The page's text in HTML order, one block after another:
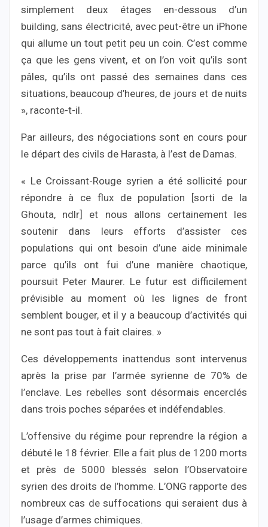
simplement deux étages en-dessous d’un
building, sans électricité, avec peut-être un iPhone
qui allume un tout petit peu un coin. C’est comme
ça que les gens vivent, et on l’on voit qu’ils sont
pâles, qu’ils ont passé des semaines dans ces
situations, beaucoup d’heures, de jours et de nuits
», raconte-t-il.
Par ailleurs, des négociations sont en cours pour
le départ des civils de Harasta, à l’est de Damas.
« Le Croissant-Rouge syrien a été sollicité pour
répondre à ce flux de population [sorti de la
Ghouta, ndlr] et nous allons certainement les
soutenir dans leurs efforts d’assister ces
populations qui ont besoin d’une aide minimale
parce qu’ils ont fui d’une manière chaotique,
poursuit Peter Maurer. Le futur est difficilement
prévisible au moment où les lignes de front
semblent bouger, et il y a beaucoup d’activités qui
ne sont pas tout à fait claires. »
Ces développements inattendus sont intervenus
après la prise par l’armée syrienne de 70% de
l’enclave. Les rebelles sont désormais encerclés
dans trois poches séparées et indéfendables.
L’offensive du régime pour reprendre la région a
débuté le 18 février. Elle a fait plus de 1200 morts
et près de 5000 blessés selon l’Observatoire
syrien des droits de l’homme. L’ONG rapporte des
nombreux cas de suffocations qui seraient dus à
l’usage d’armes chimiques.